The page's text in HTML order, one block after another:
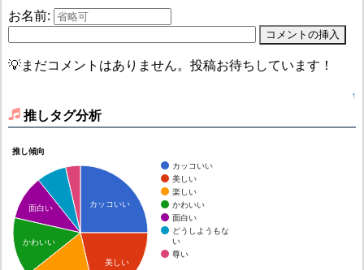
お名前:
💡まだコメントはありません。投稿お待ちしています！
↑
推しタグ分析
推し傾向
カッコいい
美しい
楽しい
かわいい
面白い
どうしようもな
い
尊い
カッコいい
美しい
面白い
かわいい